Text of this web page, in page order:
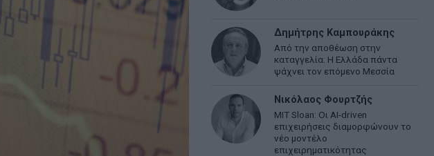
Δημήτρης Καμπουράκης
Από την αποθέωση στην
καταγγελία: Η Ελλάδα πάντα
ψάχνει τον επόμενο Μεσσία
Νικόλαος Φουρτζής
MIT Sloan: Οι AI-driven
επιχειρήσεις διαμορφώνουν το
νέο μοντέλο
επιχειρηματικότητας